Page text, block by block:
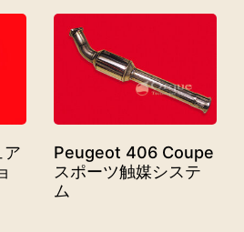
Peugeot 406 Coupe
スポーツ触媒システ
ム